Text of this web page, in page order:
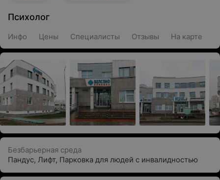
Психолог
Инфо Цены Специалисты Отзывы На карте
Безбарьерная среда
Пандус, Лифт, Парковка для людей с инвалидностью